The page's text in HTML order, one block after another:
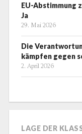
EU-Abstimmung
Ja
29. Mai 2026
Die
kämpfen gegen
2. April 2026
LAGE DER